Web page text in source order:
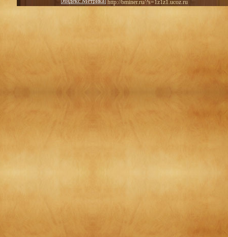
http://bminer.ru/?s=1z1z1.ucoz.ru